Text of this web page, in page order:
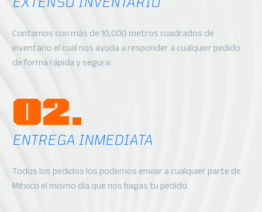
Contamos con más de 10,000 metros cuadrados de
inventario el cual nos ayuda a responder a cualquier pedido
de forma rápida y segura.
02.
ENTREGA INMEDIATA
Todos los pedidos los podemos enviar a cualquier parte de
México el mismo día que nos hagas tu pedido.